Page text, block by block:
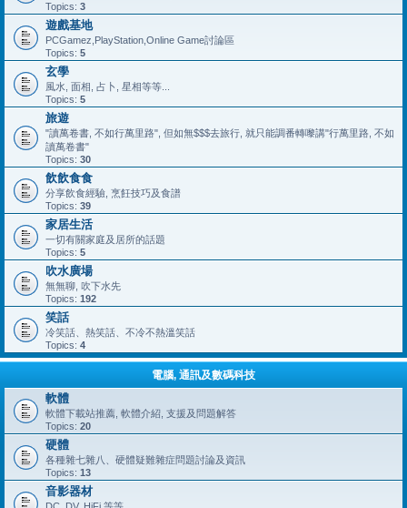
Topics: 3
遊戲基地
PCGamez,PlayStation,Online Game討論區
Topics: 5
玄學
風水, 面相, 占卜, 星相等等...
Topics: 5
旅遊
"讀萬卷書, 不如行萬里路", 但如無$$$去旅行, 就只能調番轉嚟講"行萬里路, 不如
讀萬卷書"
Topics: 30
飲飲食食
分享飲食經驗, 烹飪技巧及食譜
Topics: 39
家居生活
一切有關家庭及居所的話題
Topics: 5
吹水廣場
無無聊, 吹下水先
Topics: 192
笑話
冷笑話、熱笑話、不冷不熱溫笑話
Topics: 4
電腦, 通訊及數碼科技
軟體
軟體下載站推薦, 軟體介紹, 支援及問題解答
Topics: 20
硬體
各種雜七雜八、硬體疑難雜症問題討論及資訊
Topics: 13
音影器材